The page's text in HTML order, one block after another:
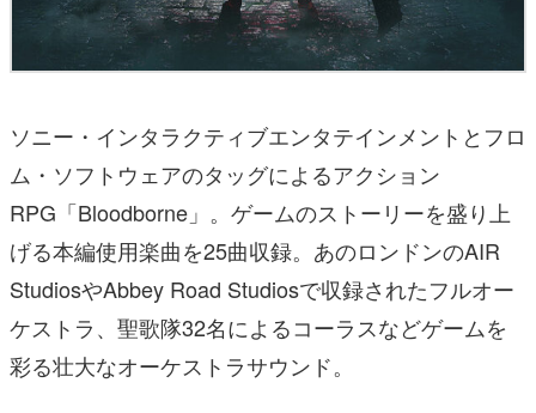
ソニー・インタラクティブエンタテインメントとフロ
ム・ソフトウェアのタッグによるアクション
RPG「Bloodborne」。ゲームのストーリーを盛り上
げる本編使用楽曲を25曲収録。あのロンドンのAIR
StudiosやAbbey Road Studiosで収録されたフルオー
ケストラ、聖歌隊32名によるコーラスなどゲームを
彩る壮大なオーケストラサウンド。